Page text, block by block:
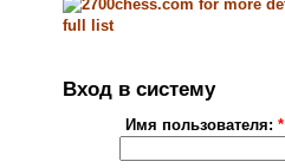
Вход в систему
Имя пользователя:*